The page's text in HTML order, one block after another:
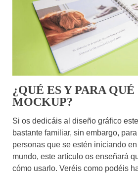
¿QUÉ ES Y PARA
MOCKUP?
Si os dedicáis al diseño gráfico
bastante familiar, sin embargo,
personas que se estén iniciando
mundo, este artículo os enseñará
cómo usarlo. Veréis como podéis